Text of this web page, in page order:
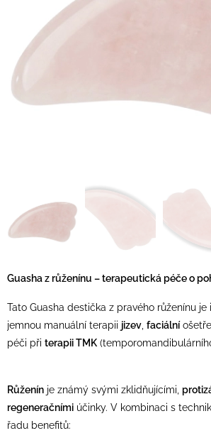
Guasha z růženínu – terapeutická péčeo
Tato Guasha destička z pravého růženínu
jemnou manuální terapii jizev faciální
péči při terapii TMK
Růženín je známý svými zklidňujícími,
regeneračními účinky. V kombinaci s
řadu benefitů: